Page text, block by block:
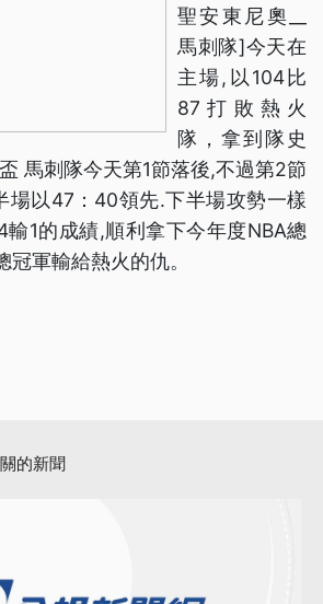
聖安東尼奧__
馬刺隊]今天在
主場,以104比
87打敗熱火
隊，拿到隊史
馬刺隊今天第1節落後,不過第2節
場以47：40領先.下半場攻勢一樣
1的成績,順利拿下今年度NBA總
軍輸給熱火的仇。
的新聞